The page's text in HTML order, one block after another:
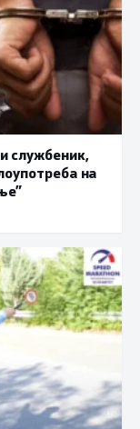
службеник,
на